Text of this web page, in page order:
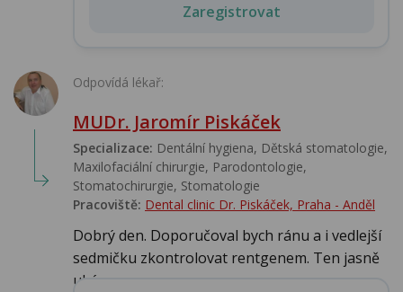
Zaregistrovat
Odpovídá lékař:
MUDr. Jaromír Piskáček
Specializace: Dentální hygiena, Dětská stomatologie,
Maxilofaciální chirurgie, Parodontologie,
Stomatochirurgie, Stomatologie‎
Pracoviště: Dental clinic Dr. Piskáček, Praha - Anděl
Dobrý den. Doporučoval bych ránu a i vedlejší
sedmičku zkontrolovat rentgenem. Ten jasně
uká...